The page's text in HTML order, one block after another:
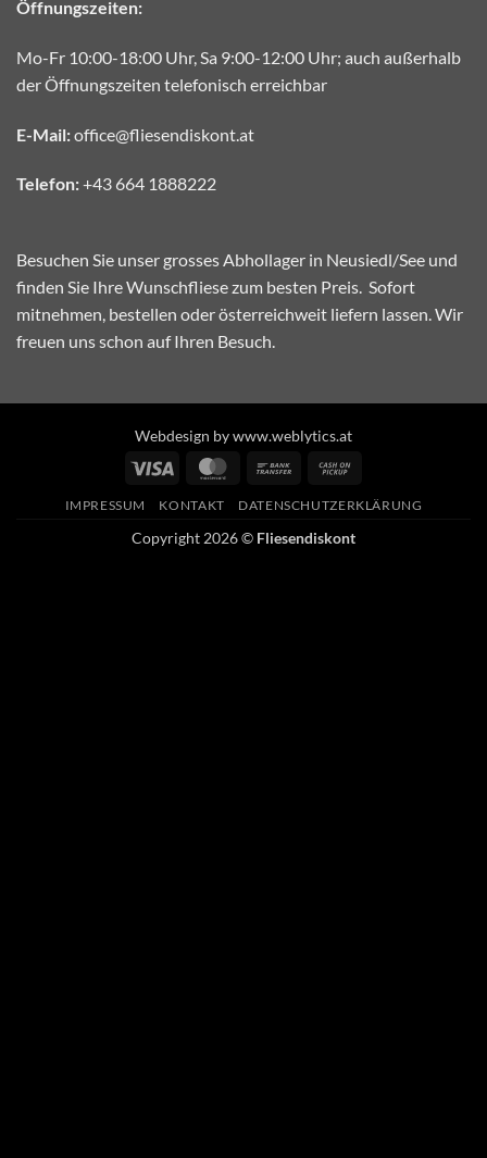
Öffnungszeiten:
Mo-Fr 10:00-18:00 Uhr, Sa 9:00-12:00 Uhr; auch außerhalb
der Öffnungszeiten telefonisch erreichbar
E-Mail:office@fliesendiskont.at
Telefon:+43 664 1888222
Besuchen Sie unser grosses Abhollager in Neusiedl/See und
finden Sie Ihre Wunschfliese zum besten Preis. Sofort
mitnehmen, bestellen oder österreichweit liefern lassen. Wir
freuen uns schon auf Ihren Besuch.
Webdesign by www.weblytics.at
Visa
MasterCardBank
Pickup
IMPRESSUM KONTAKT DATENSCHUTZERKLÄRUNG
Copyright 2026 © Fliesendiskont